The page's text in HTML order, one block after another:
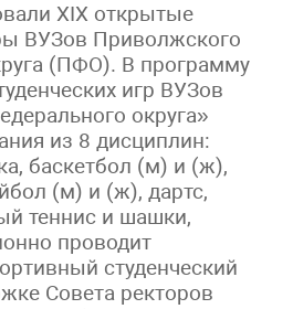
XIX открытые
ВУЗов Приволжского
(ПФО). В программу
игр ВУЗов
округа»
из 8 дисциплин:
баскетбол (м) и (ж),
(м) и (ж), дартс,
теннис и шашки,
проводит
студенческий
Совета ректоров